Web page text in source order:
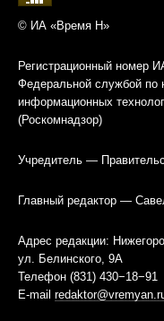
© ИА «Время Н»
Регистрационный номер
Федеральной службой по
информационных
(Роскомнадзор)
Учредитель —
Главный редактор —
Адрес редакции:
ул. Белинского, 9А
Телефон (831) 430−18−91
E-mail